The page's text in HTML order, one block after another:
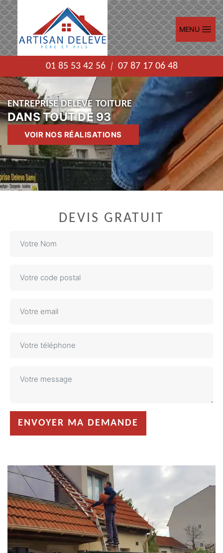
MENU
01 85 53 42 56 | 07 87 17 06 48
ENTREPRISE DELEVE TOITURE
DANS TOUT DE 93
VOIR NOS RÉALISATIONS
DANS TOUT DE 93
ENTREPRISE DELEVE TOITURE
DANS TOUT DE 93
VOIR NOS RÉALISATIONS
DEVIS GRATUIT